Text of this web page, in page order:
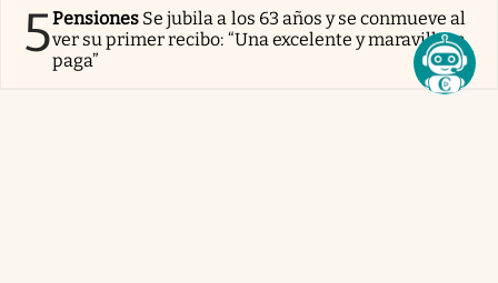
5Pensiones Se jubila a los 63 años y se conmueve al
ver su primer recibo: “Una excelente y maravillosa
paga”